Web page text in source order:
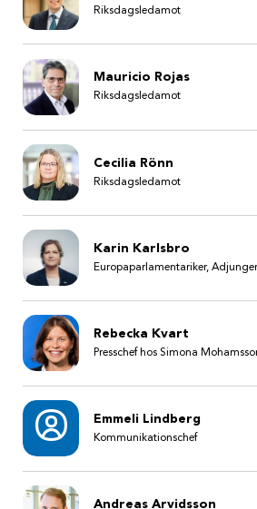
Riksdagsledamot
Mauricio Rojas
Riksdagsledamot
Cecilia Rönn
Riksdagsledamot
Karin Karlsbro
Europaparlamentariker,
Rebecka Kvart
Presschef hos Simona
Emmeli Lindberg
Kommunikationschef
Andreas Arvidsson